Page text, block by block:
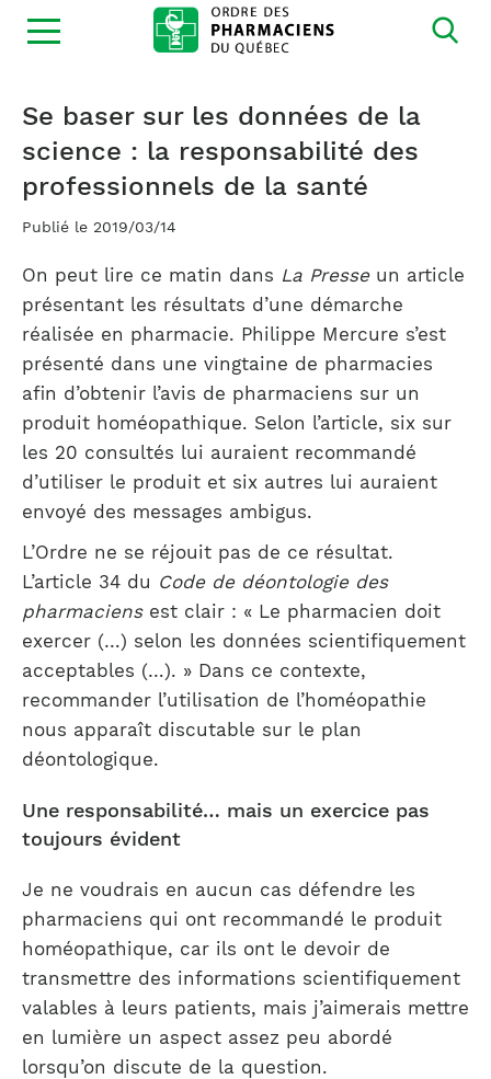
Ouvrir
la
Se baser sur les données de la
science : la responsabilité des
professionnels de la santé
Publié le 2019/03/14
On peut lire ce matin dans La Presseun article
présentant les résultats d’une démarche
réalisée en pharmacie. Philippe Mercure s’est
présenté dans une vingtaine de pharmacies
afin d’obtenir l’avis de pharmaciens sur un
produit homéopathique. Selon l’article, six sur
les 20 consultés lui auraient recommandé
d’utiliser le produit et six autres lui auraient
envoyé des messages ambigus.
L’Ordre ne se réjouit pas de ce résultat.
L’article 34 du Code de déontologie des
pharmaciensest clair : « Le pharmacien doit
exercer (…) selon les données scientifiquement
acceptables (…). » Dans ce contexte,
recommander l’utilisation de l’homéopathie
nous apparaît discutable sur le plan
déontologique.
Une responsabilité… mais un exercice pas
toujours évident
Je ne voudrais en aucun cas défendre les
pharmaciens qui ont recommandé le produit
homéopathique, car ils ont le devoir de
transmettre des informations scientifiquement
valables à leurs patients, mais j’aimerais mettre
en lumière un aspect assez peu abordé
lorsqu’on discute de la question.